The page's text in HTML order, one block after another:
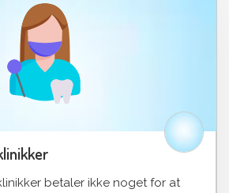
betaler ikke noget for at